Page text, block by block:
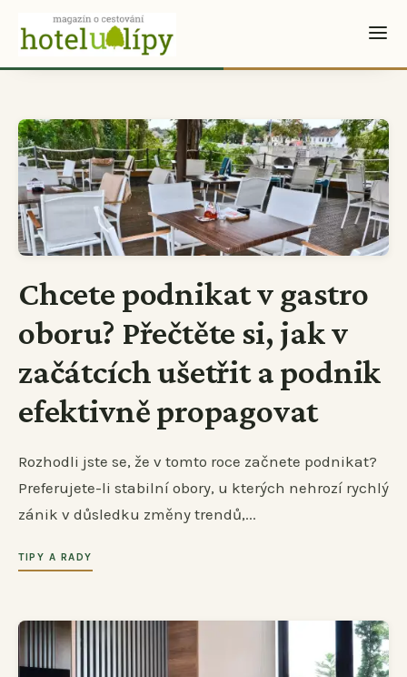
Chcete podnikat v gastro
oboru? Přečtěte si, jak v
začátcích ušetřit a podnik
efektivně propagovat
Rozhodli jste se, že v tomto roce začnete podnikat?
Preferujete-li stabilní obory, u kterých nehrozí rychlý
zánik v důsledku změny trendů,...
TIPY A RADY